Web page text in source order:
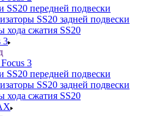
SS20 передней подвески
SS20 задней подвески
хода сжатия SS20
3
3
SS20 передней подвески
SS20 задней подвески
хода сжатия SS20